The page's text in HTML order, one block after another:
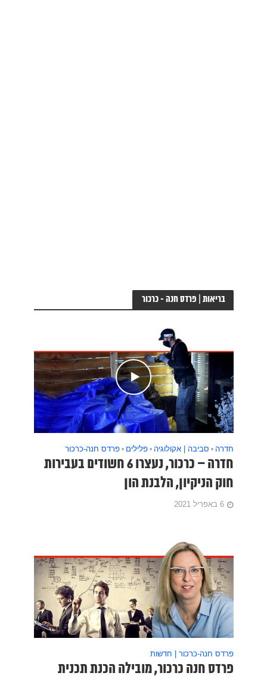
בריאות | פרדס חנה - כרכור
חדרה • סביבה | אקולוגיה • פלילים • פרדס חנה-כרכור
חדרה – כרכור, נעצרו 6 חשודים בעבירות
חוק הניקיון, הלבנת הון
6 באפריל 2021
פרדס חנה-כרכור | חדשות
פרדס חנה כרכור, מובילה הכנת תכנית